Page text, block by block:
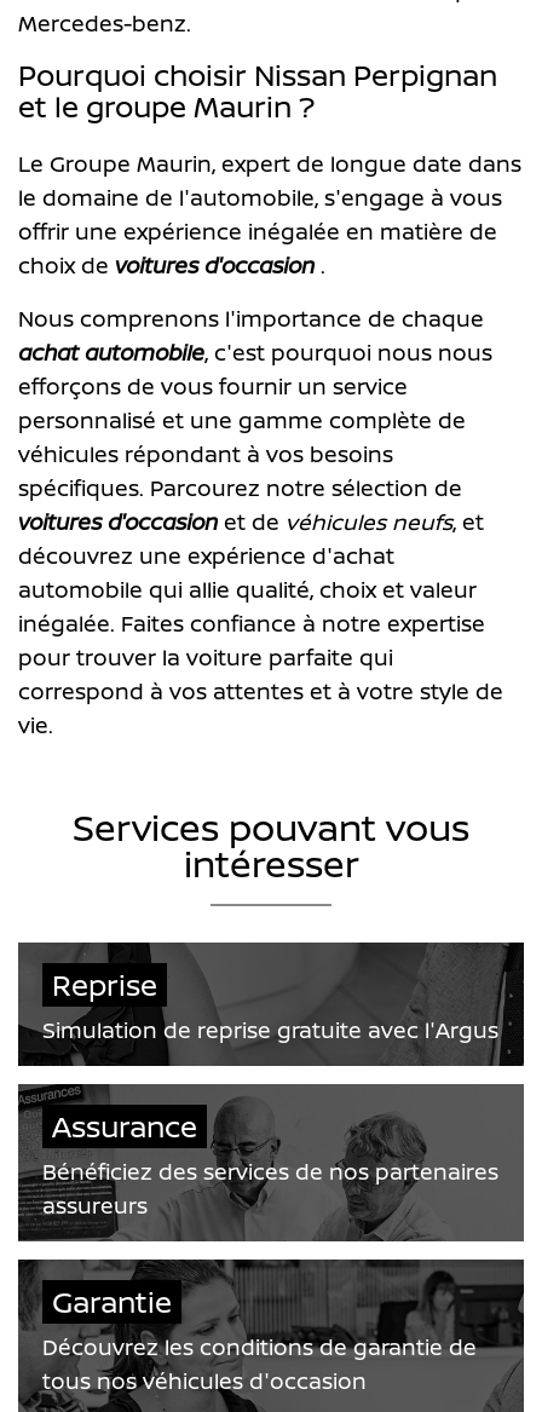
Mercedes-benz.
Pourquoi choisir Nissan Perpignan
et le groupe Maurin ?
Le Groupe Maurin, expert de longue date dans
le domaine de l'automobile, s'engage à vous
offrir une expérience inégalée en matière de
choix de voitures d'occasion .
Nous comprenons l'importance de chaque
achat automobile, c'est pourquoi nous nous
efforçons de vous fournir un service
personnalisé et une gamme complète de
véhicules répondant à vos besoins
spécifiques. Parcourez notre sélection de
voitures d'occasion et de véhicules neufs, et
découvrez une expérience d'achat
automobile qui allie qualité, choix et valeur
inégalée. Faites confiance à notre expertise
pour trouver la voiture parfaite qui
correspond à vos attentes et à votre style de
vie.
Services pouvant vous
intéresser
Reprise
Simulation de reprise gratuite avec l'Argus
Assurance
Bénéficiez des services de nos partenaires
assureurs
Garantie
Découvrez les conditions de garantie de
tous nos véhicules d'occasion